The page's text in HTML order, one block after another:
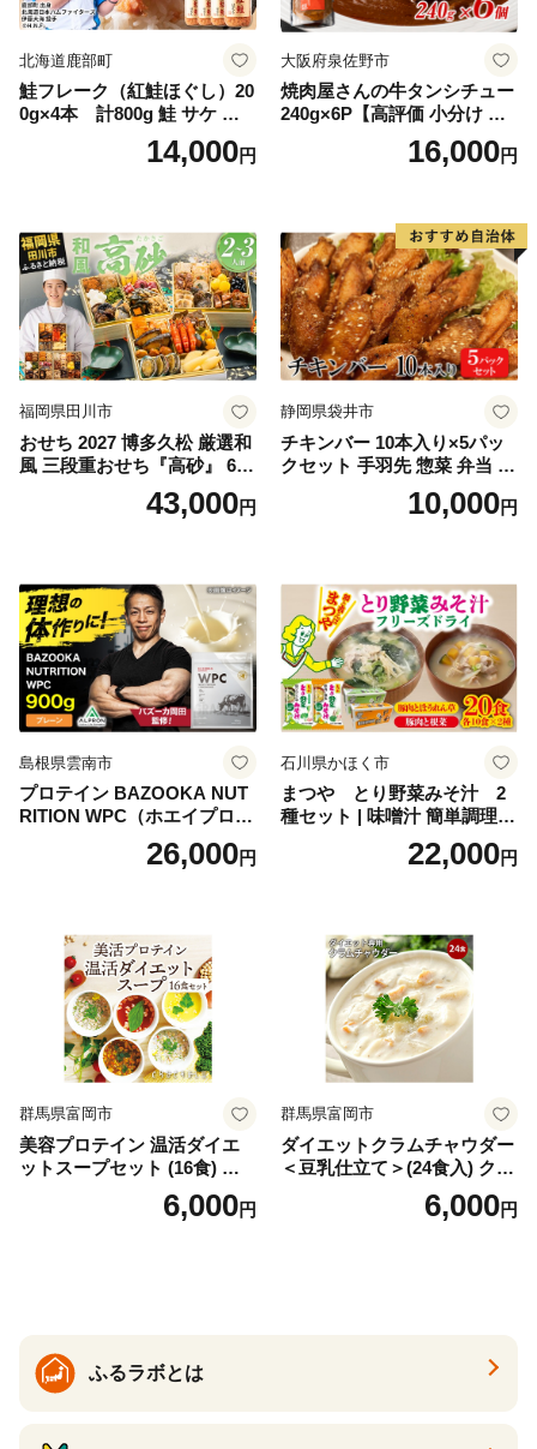
北海道鹿部町
鮭フレーク（紅鮭ほぐし）20
0g×4本 計800g 鮭 サケ 鮭
ほぐし サケフレーク シャケ
フレーク 鮭フレーク14,000円
大阪府泉佐野市
焼肉屋さんの牛タンシチュー
240g×6P【高評価 小分け 惣
菜 牛たん 一人暮らし 冷凍】
16,000円
福岡県田川市
おせち 2027 博多久松 厳選和
風 三段重おせち『高砂』 6.5
寸 3段重 2～3人前 おせち料
理 重箱 お正月 冷凍おせち 縁
ち 本格おせち おせち予約 年
末 年始 お取り寄せ 新春 贅沢
おせち こだわりおせち 惣菜
老舗おせち ふるさと納税お
せち 御節 お節料理 正月 調理
不要 おせち料理2027
43,000円
静岡県袋井市
チキンバー 10本入り×5パッ
クセット 手羽先 惣菜 弁当 お
かず お酒 おつまみ ギフト キ
ャンプ アウトドア キャンプ
10,000円
島根県雲南市
プロテイン BAZOOKA NUT
RITION WPC（ホエイプロテ
イン）＜プレーン＞ 900g｜
バズーカ岡田監修・植物由来
ロン [AIEN005]
26,000円
石川県かほく市
まつや とり野菜みそ汁 2
種セット | 味噌汁 簡単調理
お味噌 おみそ みそ とり野菜
時短料理 時短ごはん ご当地
22,000円
群馬県富岡市
美容プロテイン 温活ダイエ
ットスープセット (16食) 小
分け スープ 食べ比べ セット
詰合せ クラムチャウダー チ
6,000円
群馬県富岡市
ダイエットクラムチャウダー
＜豆乳仕立て＞(24食入) クラ
ムチャウダー 豆乳 ダイエッ
ト スープ プロテイン たんぱ
6,000円
ふるラボとは